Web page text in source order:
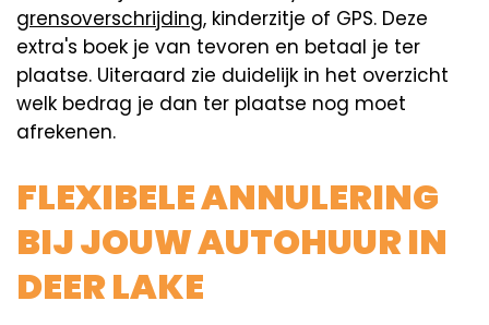
grensoverschrijding, kinderzitje of GPS. Deze
extra's boek je van tevoren en betaal je ter
plaatse. Uiteraard zie duidelijk in het overzicht
welk bedrag je dan ter plaatse nog moet
afrekenen.
FLEXIBELE ANNULERING
BIJ JOUW AUTOHUUR IN
DEER LAKE